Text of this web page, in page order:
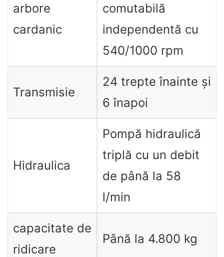
arbore
cardanic
comutabilă
independentă cu
540/1000 rpm
Transmisie
24 trepte înainte și
6 înapoi
Hidraulica
Pompă hidraulică
triplă cu un debit
de până la 58
l/min
capacitate de
ridicare
Până la 4.800 kg